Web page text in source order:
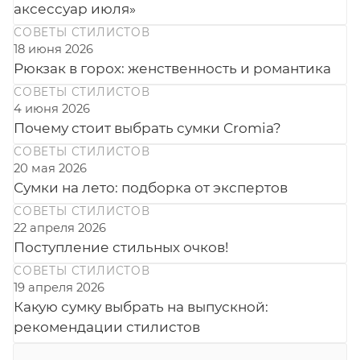
аксессуар июля»
СОВЕТЫ СТИЛИСТОВ
18 июня 2026
Рюкзак в горох: женственность и романтика
СОВЕТЫ СТИЛИСТОВ
4 июня 2026
Почему стоит выбрать сумки Cromia?
СОВЕТЫ СТИЛИСТОВ
20 мая 2026
Сумки на лето: подборка от экспертов
СОВЕТЫ СТИЛИСТОВ
22 апреля 2026
Поступление стильных очков!
СОВЕТЫ СТИЛИСТОВ
19 апреля 2026
Какую сумку выбрать на выпускной:
рекомендации стилистов